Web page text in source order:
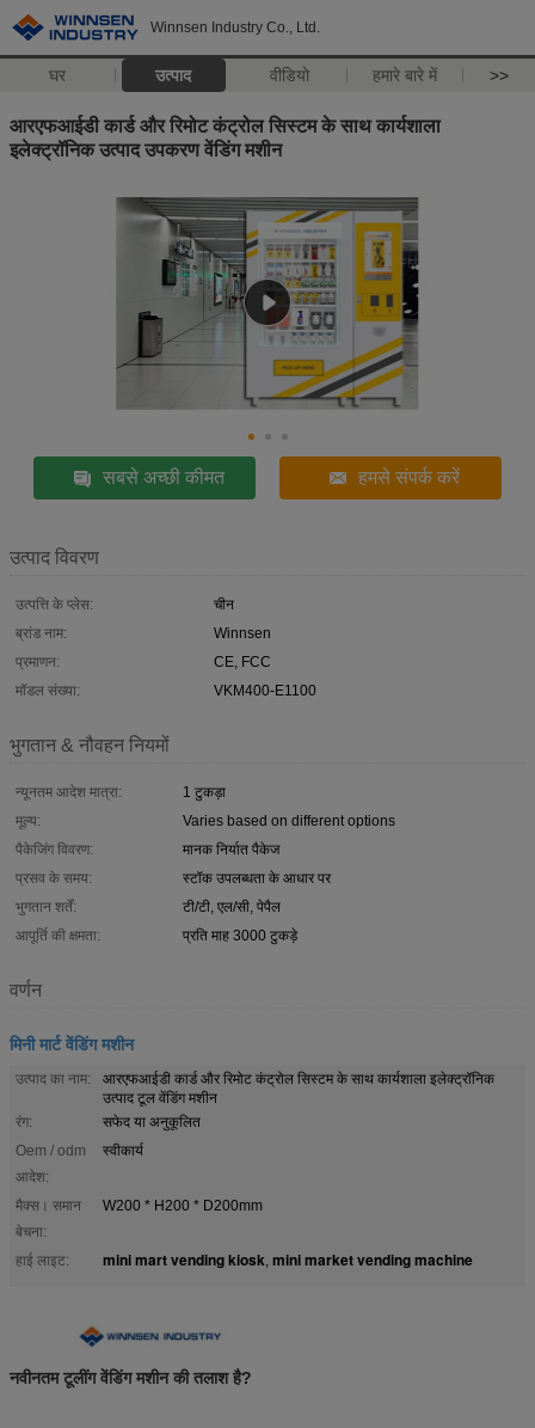
Winnsen Industry Co., Ltd.
घर उत्पाद वीडियो हमारे बारे में >>
आरएफआईडी कार्ड और रिमोट कंट्रोल सिस्टम के साथ कार्यशाला
इलेक्ट्रॉनिक उत्पाद उपकरण वेंडिंग मशीन
सबसे अच्छी कीमत हमसे संपर्क करें
उत्पाद विवरण
उत्पत्ति के प्लेस:
चीन
ब्रांड नाम:
Winnsen
प्रमाणन:
CE, FCC
मॉडल संख्या:
VKM400-E1100
भुगतान & नौवहन नियमों
न्यूनतम आदेश मात्रा:
1 टुकड़ा
मूल्य:
Varies based on different options
पैकेजिंग विवरण:
मानक निर्यात पैकेज
प्रसव के समय:
स्टॉक उपलब्धता के आधार पर
भुगतान शर्तें:
टी/टी, एल/सी, पेपैल
आपूर्ति की क्षमता:
प्रति माह 3000 टुकड़े
वर्णन
मिनी मार्ट वेंडिंग मशीन
उत्पाद का नाम:
आरएफआईडी कार्ड और रिमोट कंट्रोल सिस्टम के साथ कार्यशाला इलेक्ट्रॉनिक
उत्पाद टूल वेंडिंग मशीन
रंग:
सफेद या अनुकूलित
Oem / odm
आदेश:
स्वीकार्य
मैक्स। समान
बेचना:
W200 * H200 * D200mm
हाई लाइट: mini mart vending kiosk, mini market vending machine
नवीनतम टूलींग वेंडिंग मशीन की तलाश है?